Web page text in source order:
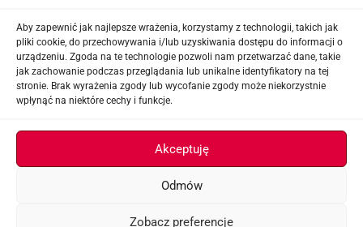
Aby zapewnić jak najlepsze wrażenia, korzystamy z technologii, takich jak
pliki cookie, do przechowywania i/lub uzyskiwania dostępu do informacji o
urządzeniu. Zgoda na te technologie pozwoli nam przetwarzać dane, takie
jak zachowanie podczas przeglądania lub unikalne identyfikatory na tej
stronie. Brak wyrażenia zgody lub wycofanie zgody może niekorzystnie
wpłynąć na niektóre cechy i funkcje.
Akceptuję
Odmów
Zobacz preferencje
Proszę o wcześniejszy kontakt telefoniczny
Sklep airsoftowy i serwis replik ASG